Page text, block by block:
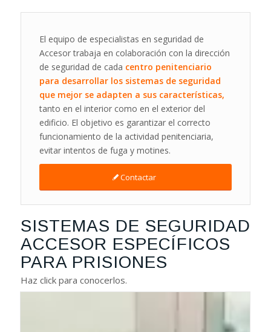
El equipo de especialistas en seguridad de
Accesor trabaja en colaboración con la dirección
de seguridad de cada centro penitenciario
para desarrollar los sistemas de seguridad
que mejor se adapten a sus características,
tanto en el interior como en el exterior del
edificio. El objetivo es garantizar el correcto
funcionamiento de la actividad penitenciaria,
evitar intentos de fuga y motines.
Contactar
SISTEMAS DE SEGURIDAD
ACCESOR ESPECÍFICOS
PARA PRISIONES
Haz click para conocerlos.